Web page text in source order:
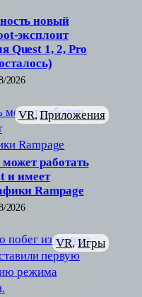
новый
эксплоит
Quest 1, 2, Pro
2026
работать
и имеет
Rampage
VR, Приложения
2026
VR, Игры